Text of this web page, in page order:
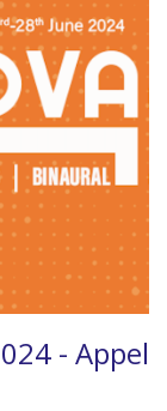
- Appel